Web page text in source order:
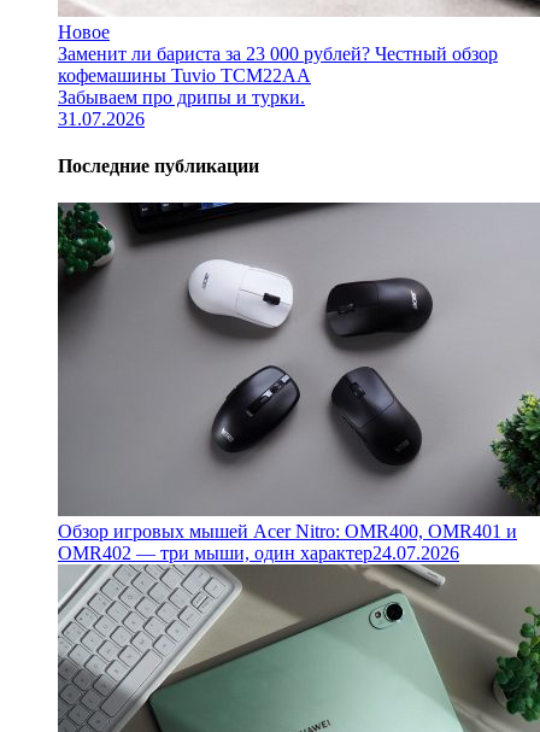
Новое
Заменит ли бариста за 23 000 рублей? Честный обзор
кофемашины Tuvio TCM22AA
Забываем про дрипы и турки.
31.07.2026
Последние публикации
Обзор игровых мышей Acer Nitro: OMR400, OMR401 и
OMR402 — три мыши, один характер24.07.2026